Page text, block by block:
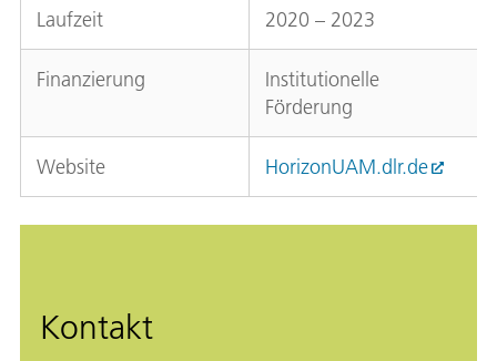
Laufzeit 2020 – 2023
Finanzierung
Institutionelle
Förderung
Website HorizonUAM.dlr.de
Kontakt